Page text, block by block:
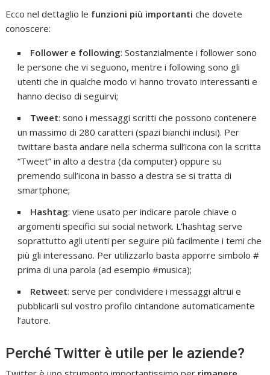
Ecco nel dettaglio le funzioni più importanti che dovete
conoscere:
Follower e following: Sostanzialmente i follower sono
le persone che vi seguono, mentre i following sono gli
utenti che in qualche modo vi hanno trovato interessanti e
hanno deciso di seguirvi;
Tweet: sono i messaggi scritti che possono contenere
un massimo di 280 caratteri (spazi bianchi inclusi). Per
twittare basta andare nella scherma sull’icona con la scritta
“Tweet” in alto a destra (da computer) oppure su
premendo sull’icona in basso a destra se si tratta di
smartphone;
Hashtag: viene usato per indicare parole chiave o
argomenti specifici sui social network. L’hashtag serve
soprattutto agli utenti per seguire più facilmente i temi che
più gli interessano. Per utilizzarlo basta apporre simbolo #
prima di una parola (ad esempio #musica);
Retweet: serve per condividere i messaggi altrui e
pubblicarli sul vostro profilo cintandone automaticamente
l’autore.
Perché Twitter è utile per le aziende?